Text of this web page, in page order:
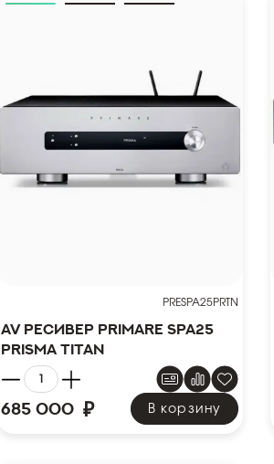
PRESPA25PRTN
AV ресивер PRIMARE SPA25
Prisma Titan
685 000 ₽ В корзину